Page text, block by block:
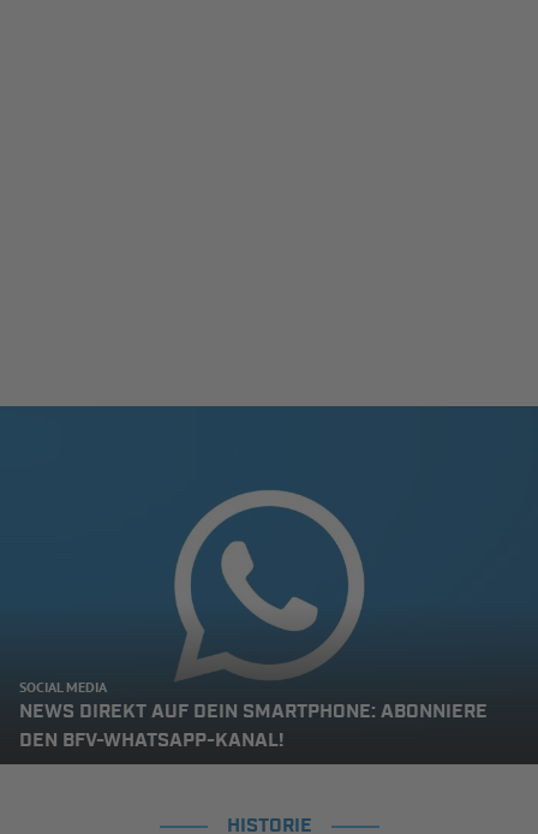
SOCIAL MEDIA
NEWS DIREKT AUF DEIN SMARTPHONE: ABONNIERE
DEN BFV-WHATSAPP-KANAL!
HISTORIE